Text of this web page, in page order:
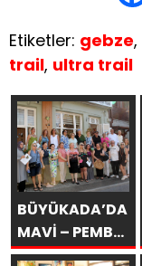
Etiketler: gebze,
trail, ultra trail
BÜYÜKADA’DA
MAVİ – PEMBE
DÜŞLER